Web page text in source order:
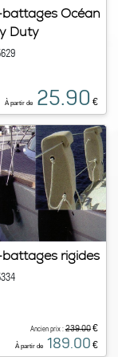
Océan
Duty
À partir de 25.90 €
rigides
Ancien prix :239.00€
À partir de 189.00 €